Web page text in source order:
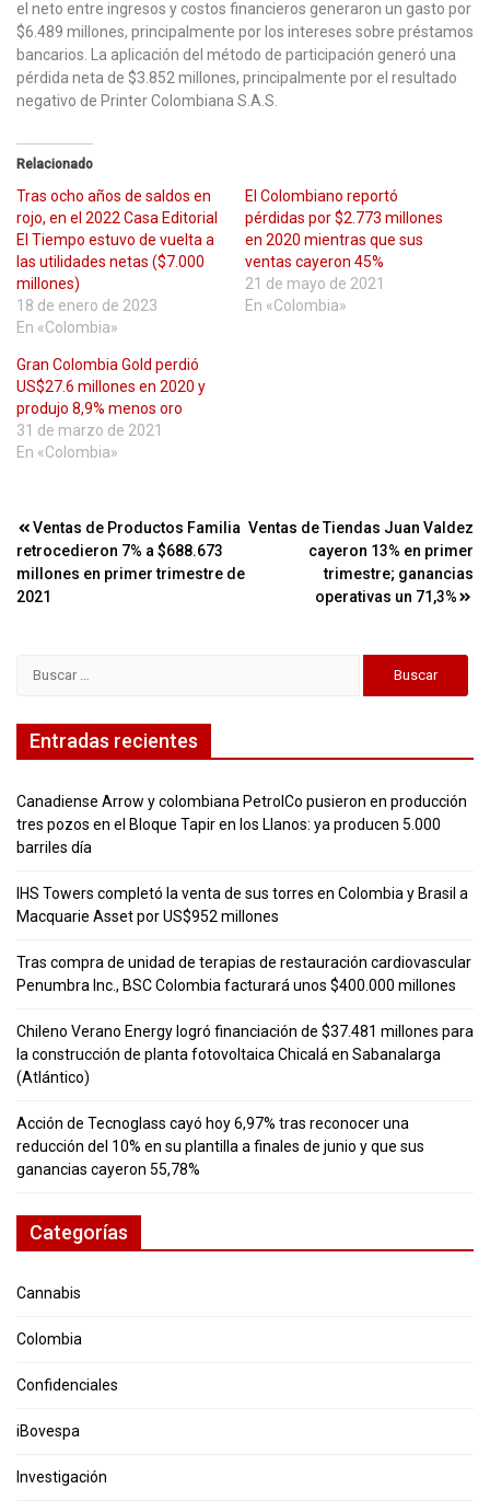
el neto entre ingresos y costos financieros generaron un gasto por
$6.489 millones, principalmente por los intereses sobre préstamos
bancarios. La aplicación del método de participación generó una
pérdida neta de $3.852 millones, principalmente por el resultado
negativo de Printer Colombiana S.A.S.
Relacionado
Tras ocho años de saldos en
rojo, en el 2022 Casa Editorial
El Tiempo estuvo de vuelta a
las utilidades netas ($7.000
millones)
18 de enero de 2023
En «Colombia»
El Colombiano reportó
pérdidas por $2.773 millones
en 2020 mientras que sus
ventas cayeron 45%
21 de mayo de 2021
En «Colombia»
Gran Colombia Gold perdió
US$27.6 millones en 2020 y
produjo 8,9% menos oro
31 de marzo de 2021
En «Colombia»
Navegación
de
entradas
Ventas de Productos Familia
retrocedieron 7% a $688.673
millones en primer trimestre de
2021
Ventas de Tiendas Juan Valdez
cayeron 13% en primer
trimestre; ganancias
operativas un 71,3%
Entradas recientes
Canadiense Arrow y colombiana PetrolCo pusieron en producción
tres pozos en el Bloque Tapir en los Llanos: ya producen 5.000
barriles día
IHS Towers completó la venta de sus torres en Colombia y Brasil a
Macquarie Asset por US$952 millones
Tras compra de unidad de terapias de restauración cardiovascular
Penumbra Inc., BSC Colombia facturará unos $400.000 millones
Chileno Verano Energy logró financiación de $37.481 millones para
la construcción de planta fotovoltaica Chicalá en Sabanalarga
(Atlántico)
Acción de Tecnoglass cayó hoy 6,97% tras reconocer una
reducción del 10% en su plantilla a finales de junio y que sus
ganancias cayeron 55,78%
Categorías
Cannabis
Colombia
Confidenciales
iBovespa
Investigación